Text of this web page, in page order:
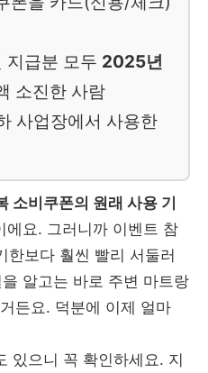
지급분 모두 2025년
소진한 사람
사업장에서 사용한
소비쿠폰의 원래 사용 기
에요. 그러니까 이벤트 참
한보다 훨씬 빨리 서둘러
알고는 바로 주변 마트랑
든요. 덕분에 이제 얼마
있으니 꼭 확인하세요. 지